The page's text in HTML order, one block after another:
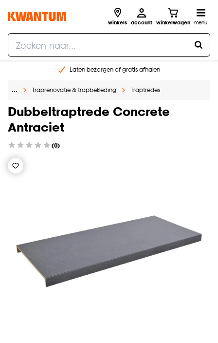
winkels account winkelwagen menu
Laten bezorgen of gratis afhalen
Gratis raam advies en opmeten aan huis
… Traprenovatie & trapbekleding Traptredes
Dubbeltraptrede Concrete
Antraciet
(0)